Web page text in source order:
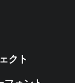
クト